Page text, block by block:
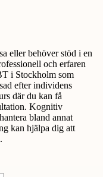
eller behöver stöd i en
och erfaren
i Stockholm som
efter individens
där du kan få
Kognitiv
bland annat
kan hjälpa dig att